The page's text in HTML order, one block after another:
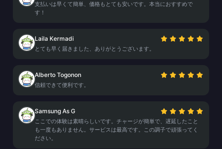
支払いは早くて簡単、価格もとても安いです。本当におすすめで
す！
Laila Kermadi
とても早く届きました、ありがとうございます。
Alberto Togonon
信頼できて便利です。
Samsung As G
ここでの体験は素晴らしいです。チャージが簡単で、遅延したこと
も一度もありません。サービスは最高です。この調子で頑張ってく
ださい。